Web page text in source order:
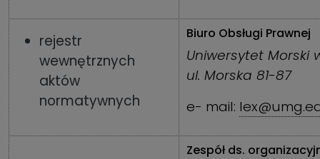
rejestr
wewnętrznych
aktów
normatywnych
Biuro Obsługi Prawnej
Uniwersytet Morski
ul. Morska 81-87
e- mail:
Zespół ds.